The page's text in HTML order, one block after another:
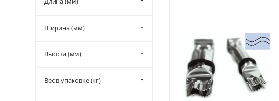
Ширина (мм)
Высота (мм)
Вес в упаковке (кг)